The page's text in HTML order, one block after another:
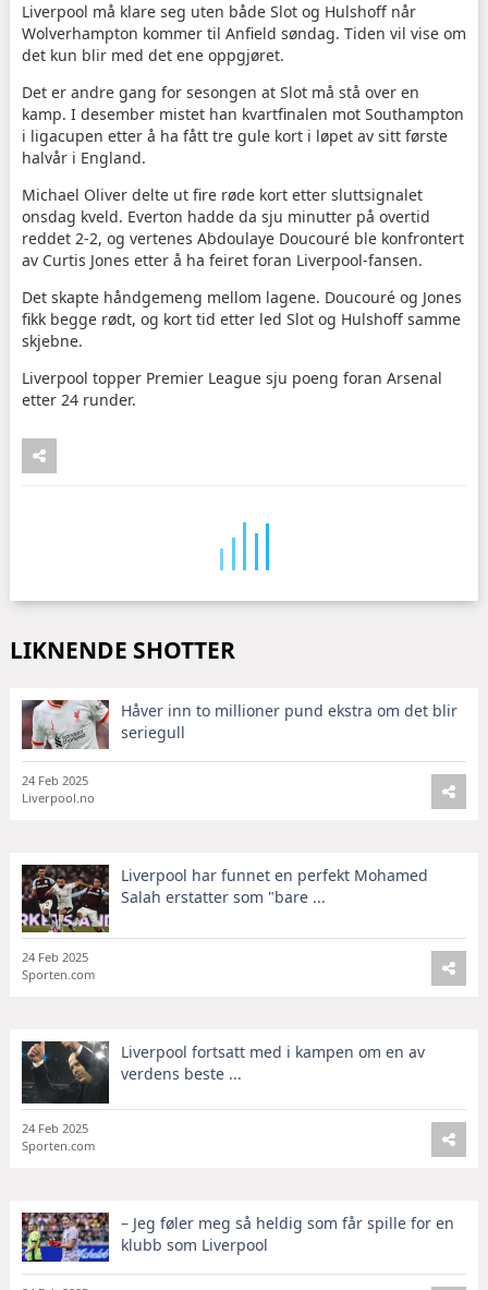
Liverpool må klare seg uten både Slot og Hulshoff når
Wolverhampton kommer til Anfield søndag. Tiden vil vise om
det kun blir med det ene oppgjøret.
Det er andre gang for sesongen at Slot må stå over en
kamp. I desember mistet han kvartfinalen mot Southampton
i ligacupen etter å ha fått tre gule kort i løpet av sitt første
halvår i England.
Michael Oliver delte ut fire røde kort etter sluttsignalet
onsdag kveld. Everton hadde da sju minutter på overtid
reddet 2-2, og vertenes Abdoulaye Doucouré ble konfrontert
av Curtis Jones etter å ha feiret foran Liverpool-fansen.
Det skapte håndgemeng mellom lagene. Doucouré og Jones
fikk begge rødt, og kort tid etter led Slot og Hulshoff samme
skjebne.
Liverpool topper Premier League sju poeng foran Arsenal
etter 24 runder.
LIKNENDE SHOTTER
Håver inn to millioner pund ekstra om det blir
seriegull
24 Feb 2025
Liverpool.no
Liverpool har funnet en perfekt Mohamed
Salah erstatter som "bare ...
24 Feb 2025
Sporten.com
Liverpool fortsatt med i kampen om en av
verdens beste ...
24 Feb 2025
Sporten.com
– Jeg føler meg så heldig som får spille for en
klubb som Liverpool